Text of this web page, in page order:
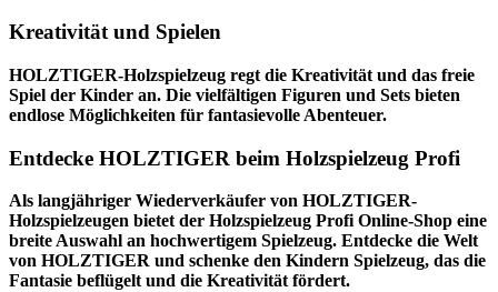
Kreativität und Spielen
HOLZTIGER-Holzspielzeug regt die Kreativität und das freie
Spiel der Kinder an. Die vielfältigen Figuren und Sets bieten
endlose Möglichkeiten für fantasievolle Abenteuer.
Entdecke HOLZTIGER beim Holzspielzeug Profi
Als langjähriger Wiederverkäufer von HOLZTIGER-
Holzspielzeugen bietet der Holzspielzeug Profi Online-Shop eine
breite Auswahl an hochwertigem Spielzeug. Entdecke die Welt
von HOLZTIGER und schenke den Kindern Spielzeug, das die
Fantasie beflügelt und die Kreativität fördert.